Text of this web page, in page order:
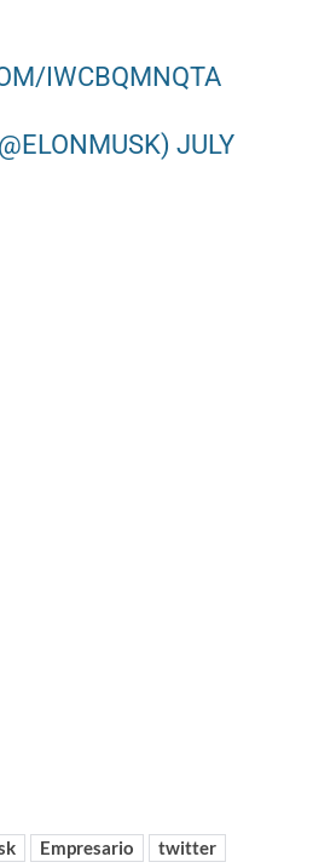
IWCBQMNQTA
JULY
Empresario twitter